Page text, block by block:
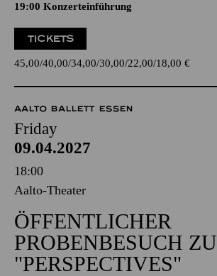
19:00 Konzerteinführung
TICKETS
45,00 40,00 34,00 30,00 22,00 18,00 €
AALTO BALLETT ESSEN
Friday
09.04.2027
18:00
Aalto-Theater
ÖFFENTLICHER
PROBENBESUCH ZU
"PERSPECTIVES"